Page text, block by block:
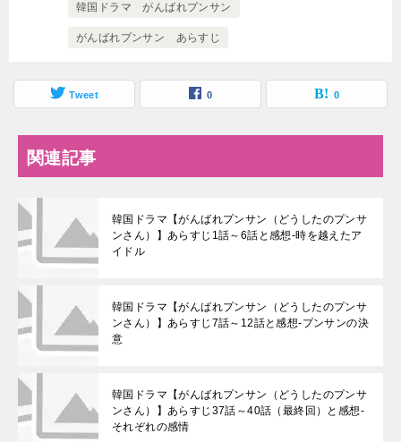
韓国ドラマ がんばれプンサン
がんばれプンサン あらすじ
Tweet 0 0
関連記事
韓国ドラマ【がんばれプンサン（どうしたのプンサ
ンさん）】あらすじ1話～6話と感想-時を越えたア
イドル
韓国ドラマ【がんばれプンサン（どうしたのプンサ
ンさん）】あらすじ7話～12話と感想-プンサンの決
意
韓国ドラマ【がんばれプンサン（どうしたのプンサ
ンさん）】あらすじ37話～40話（最終回）と感想-
それぞれの感情